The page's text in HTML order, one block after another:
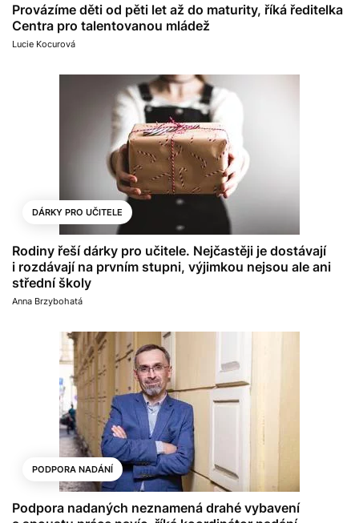
Provázíme děti od pěti let až do maturity, říká ředitelka
Centra pro talentovanou mládež
Lucie Kocurová
DÁRKY PRO UČITELE
Rodiny řeší dárky pro učitele. Nejčastěji je dostávají
i rozdávají na prvním stupni, výjimkou nejsou ale ani
střední školy
Anna Brzybohatá
PODPORA NADÁNÍ
Podpora nadaných neznamená drahé vybavení